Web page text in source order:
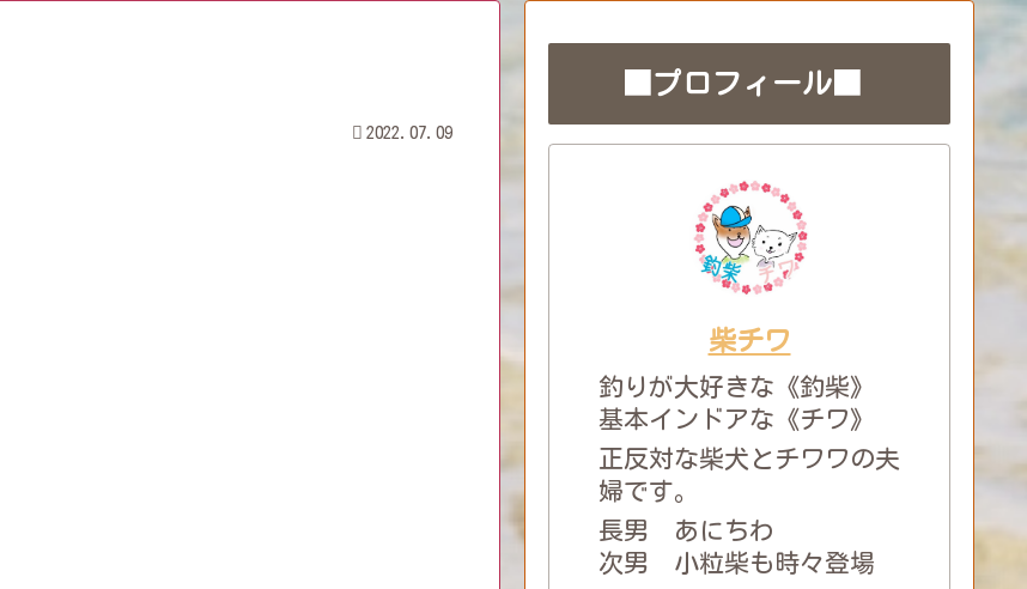
2022.07.09
■プロフィール■
柴チワ
釣りが大好きな《釣柴》
基本インドアな《チワ》
正反対な柴犬とチワワの夫
婦です。
長男 あにちわ
次男 小粒柴も時々登場